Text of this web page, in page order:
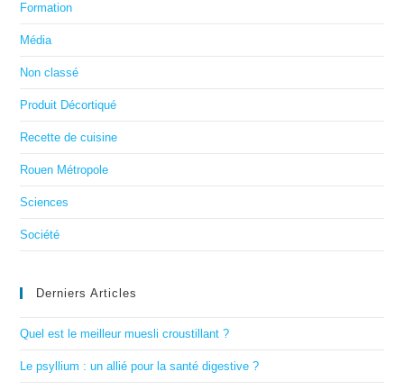
Formation
Média
Non classé
Produit Décortiqué
Recette de cuisine
Rouen Métropole
Sciences
Société
Derniers Articles
Quel est le meilleur muesli croustillant ?
Le psyllium : un allié pour la santé digestive ?